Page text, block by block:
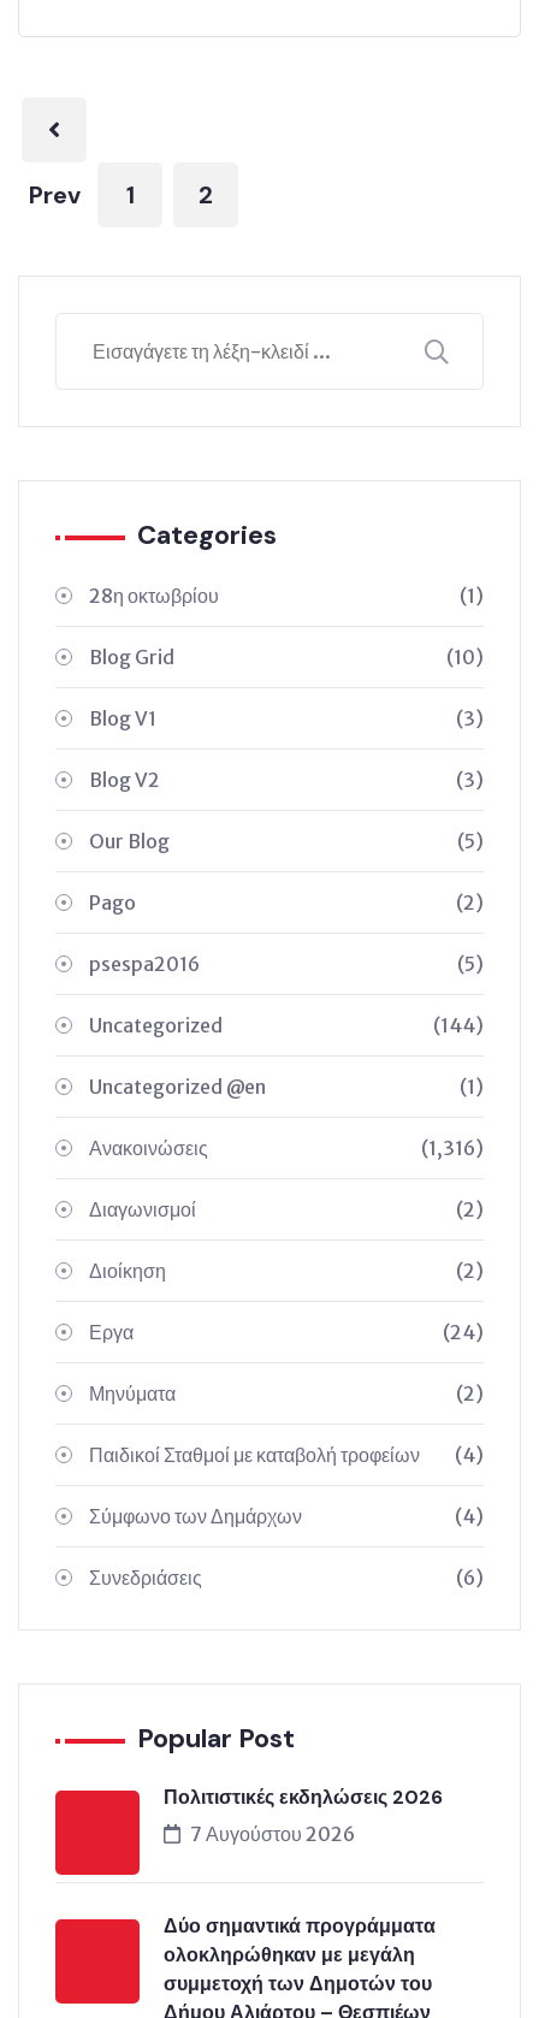
Prev 1 2
Categories
28η οκτωβρίου (1)
Blog Grid (10)
Blog V1 (3)
Blog V2 (3)
Our Blog (5)
Pago (2)
psespa2016 (5)
Uncategorized (144)
Uncategorized @en (1)
Ανακοινώσεις (1,316)
Διαγωνισμοί (2)
Διοίκηση (2)
Εργα (24)
Μηνύματα (2)
Παιδικοί Σταθμοί με καταβολή τροφείων (4)
Σύμφωνο των Δημάρχων (4)
Συνεδριάσεις (6)
Popular Post
Πολιτιστικές εκδηλώσεις 2026
7 Αυγούστου 2026
Δύο σημαντικά προγράμματα
ολοκληρώθηκαν με μεγάλη
συμμετοχή των Δημοτών του
Δήμου Αλιάρτου – Θεσπιέων